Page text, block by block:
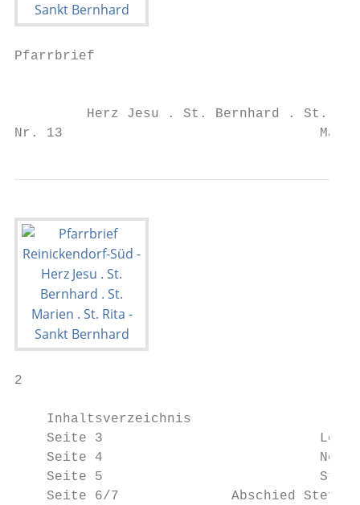
Pfarrbrief
Herz Jesu . St. Bernhard . St.
Nr. 13                                März
2
    Inhaltsverzeichnis
    Seite 3		              Leitartikel: Offene Türen
    Seite 4		              Neu im Seelsorgeteam / Sakramentenkatechese für Erwachsene
    Seite 5		              Statistik 2020
Seite 6/7              Abschied